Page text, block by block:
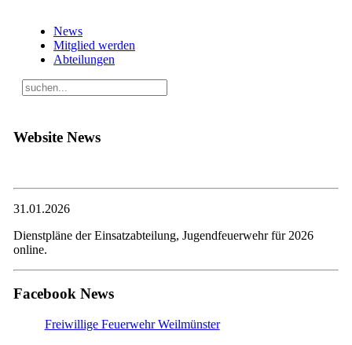
News
Mitglied werden
Abteilungen
Website News
31.01.2026
Dienstpläne der Einsatzabteilung, Jugendfeuerwehr für 2026
online.
Facebook News
Freiwillige Feuerwehr Weilmünster